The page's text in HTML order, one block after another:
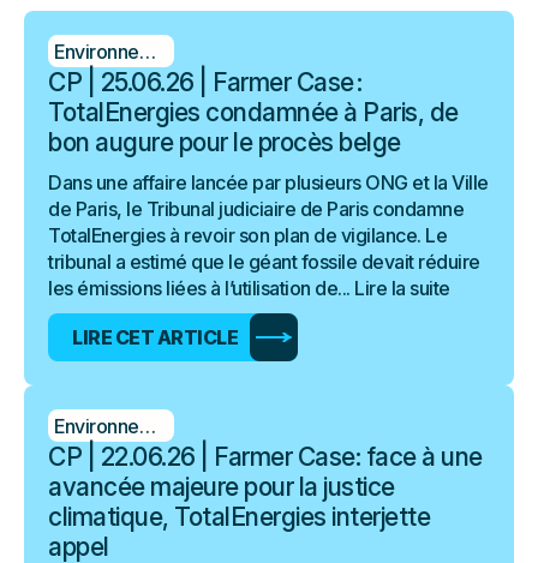
Environnement
CP | 25.06.26 | Farmer Case :
TotalEnergies condamnée à Paris, de
bon augure pour le procès belge
Dans une affaire lancée par plusieurs ONG et la Ville
de Paris, le Tribunal judiciaire de Paris condamne
TotalEnergies à revoir son plan de vigilance. Le
tribunal a estimé que le géant fossile devait réduire
les émissions liées à l’utilisation de... Lire la suite
LIRE CET ARTICLE
Environnement
CP | 22.06.26 | Farmer Case: face à une
avancée majeure pour la justice
climatique, TotalEnergies interjette
appel